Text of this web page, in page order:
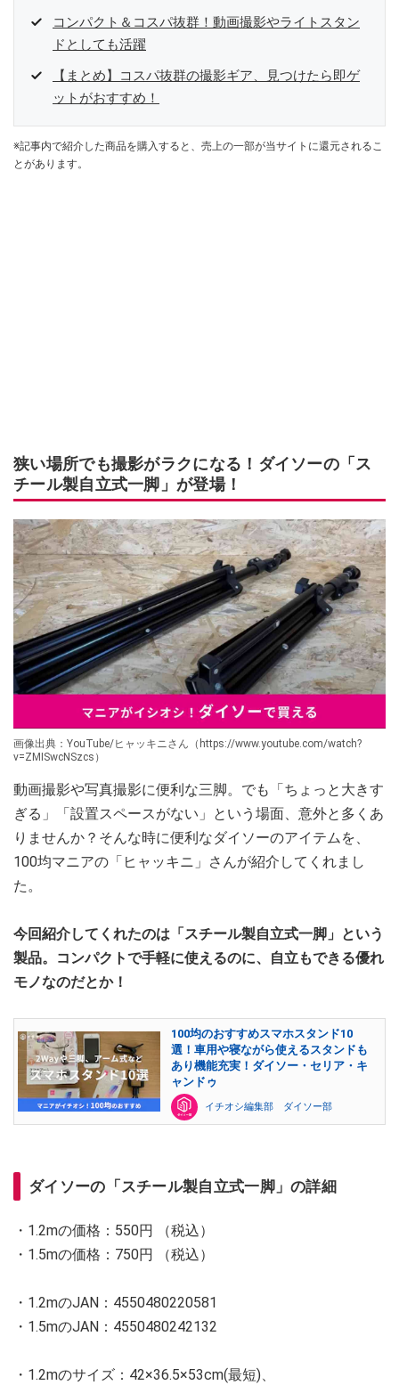
コンパクト＆コスパ抜群！動画撮影やライトスタン
ドとしても活躍
【まとめ】コスパ抜群の撮影ギア、見つけたら即ゲ
ットがおすすめ！
※記事内で紹介した商品を購入すると、売上の一部が当サイトに還元されるこ
とがあります。
狭い場所でも撮影がラクになる！ダイソーの「ス
チール製自立式一脚」が登場！
画像出典：YouTube/ヒャッキニさん（https://www.youtube.com/watch?
v=ZMISwcNSzcs）
動画撮影や写真撮影に便利な三脚。でも「ちょっと大きす
ぎる」「設置スペースがない」という場面、意外と多くあ
りませんか？そんな時に便利なダイソーのアイテムを、
100均マニアの「ヒャッキニ」さんが紹介してくれまし
た。
今回紹介してくれたのは「スチール製自立式一脚」という
製品。コンパクトで手軽に使えるのに、自立もできる優れ
モノなのだとか！
100均のおすすめスマホスタンド10
選！車用や寝ながら使えるスタンドも
あり機能充実！ダイソー・セリア・キ
ャンドゥ
イチオシ編集部 ダイソー部
ダイソーの「スチール製自立式一脚」の詳細
・1.2mの価格：550円 （税込）
・1.5mの価格：750円 （税込）
・1.2mのJAN：4550480220581
・1.5mのJAN：4550480242132
・1.2mのサイズ：42×36.5×53cm(最短)、